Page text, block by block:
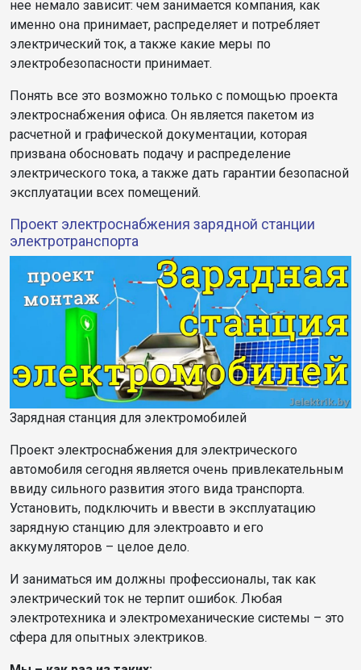
нее немало зависит: чем занимается компания, как
именно она принимает, распределяет и потребляет
электрический ток, а также какие меры по
электробезопасности принимает.
Понять все это возможно только с помощью проекта
электроснабжения офиса. Он является пакетом из
расчетной и графической документации, которая
призвана обосновать подачу и распределение
электрического тока, а также дать гарантии безопасной
эксплуатации всех помещений.
Проект электроснабжения зарядной станции
электротранспорта
Зарядная станция для электромобилей
Проект электроснабжения для электрического
автомобиля сегодня является очень привлекательным
ввиду сильного развития этого вида транспорта.
Установить, подключить и ввести в эксплуатацию
зарядную станцию для электроавто и его
аккумуляторов – целое дело.
И заниматься им должны профессионалы, так как
электрический ток не терпит ошибок. Любая
электротехника и электромеханические системы – это
сфера для опытных электриков.